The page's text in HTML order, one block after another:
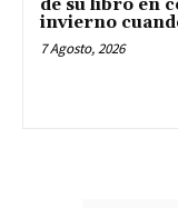
de su libro en
invierno
7 Agosto, 2026